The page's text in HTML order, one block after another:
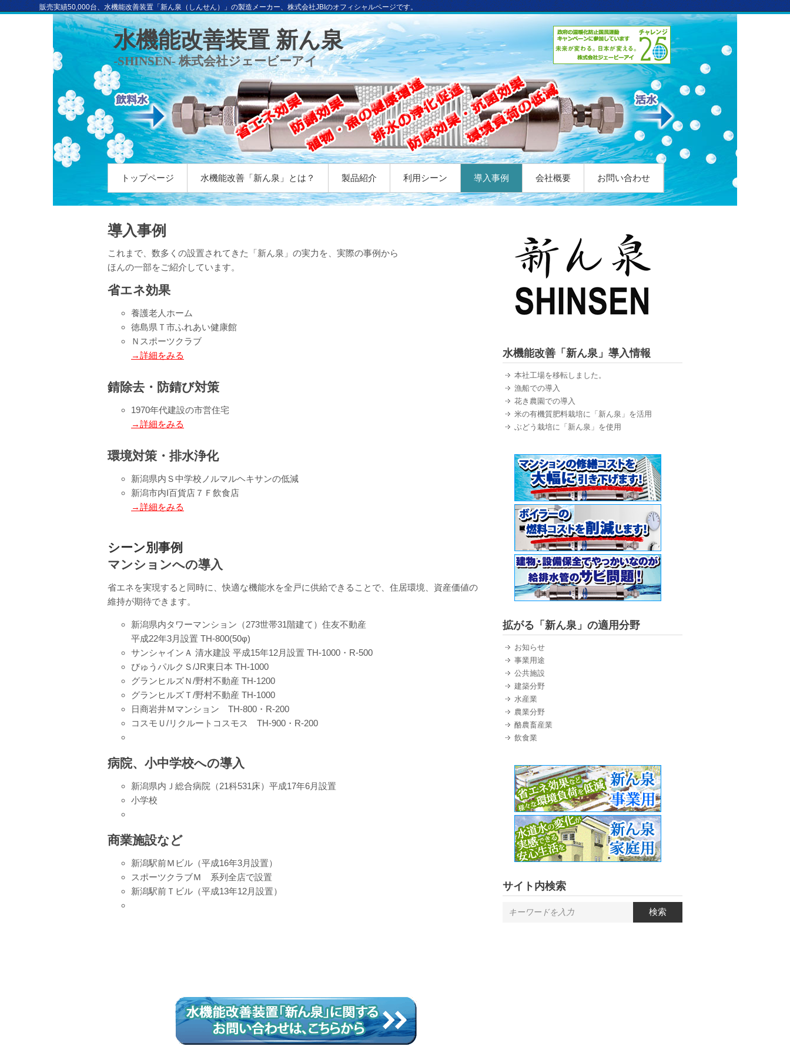
販売実績50,000台、水機能改善装置「新ん泉（しんせん）」の製造メーカー、株式会社JBIのオフィシャルページです。
水機能改善装置 新ん泉
-SHINSEN- 株式会社ジェービーアイ
トップページ 水機能改善「新ん泉」とは？ 製品紹介 利用シーン 導入事例 会社概要 お問い合わせ
導入事例
これまで、数多くの設置されてきた「新ん泉」の実力を、実際の事例から
ほんの一部をご紹介しています。
省エネ効果
養護老人ホーム
徳島県Ｔ市ふれあい健康館
Ｎスポーツクラブ
→詳細をみる
錆除去・防錆び対策
1970年代建設の市営住宅
→詳細をみる
環境対策・排水浄化
新潟県内Ｓ中学校ノルマルヘキサンの低減
新潟市内I百貨店７Ｆ飲食店
→詳細をみる
シーン別事例
マンションへの導入
省エネを実現すると同時に、快適な機能水を全戸に供給できることで、住居環境、資産価値の
維持が期待できます。
新潟県内タワーマンション（273世帯31階建て）住友不動産
平成22年3月設置 TH-800(50φ)
サンシャインＡ 清水建設 平成15年12月設置 TH-1000・R-500
びゅうパルクＳ/JR東日本 TH-1000
グランヒルズＮ/野村不動産 TH-1200
グランヒルズＴ/野村不動産 TH-1000
日商岩井Ｍマンション TH-800・R-200
コスモＵ/リクルートコスモス TH-900・R-200
病院、小中学校への導入
新潟県内Ｊ総合病院（21科531床）平成17年6月設置
小学校
商業施設など
新潟駅前Ｍビル（平成16年3月設置）
スポーツクラブＭ 系列全店で設置
新潟駅前Ｔビル（平成13年12月設置）
水機能改善「新ん泉」導入情報
本社工場を移転しました。
漁船での導入
花き農園での導入
米の有機質肥料栽培に「新ん泉」を活用
ぶどう栽培に「新ん泉」を使用
拡がる「新ん泉」の適用分野
お知らせ
事業用途
公共施設
建築分野
水産業
農業分野
酪農畜産業
飲食業
サイト内検索
検索